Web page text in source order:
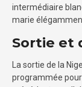
intermédiaire
marie
Sortie et
La sortie de la
programmée